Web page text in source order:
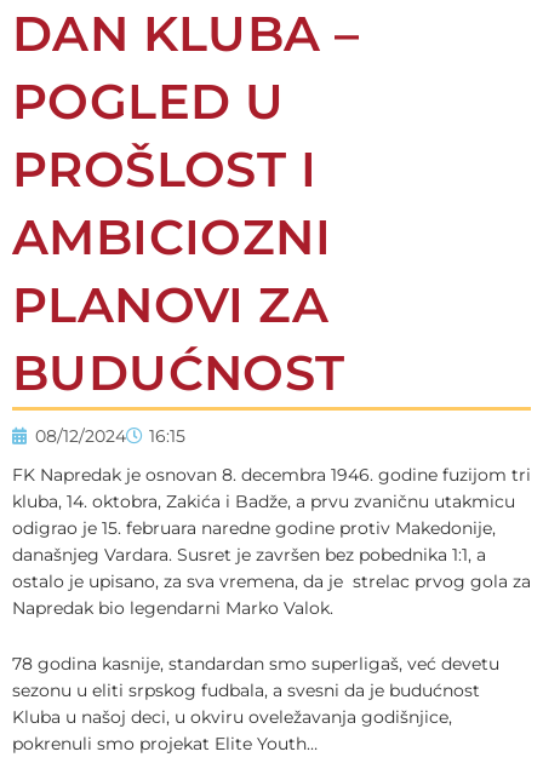
DAN KLUBA –
POGLED U
PROŠLOST I
AMBICIOZNI
PLANOVI ZA
BUDUĆNOST
08/12/2024
16:15
FK Napredak je osnovan 8. decembra 1946. godine fuzijom tri
kluba, 14. oktobra, Zakića i Badže, a prvu zvaničnu utakmicu
odigrao je 15. februara naredne godine protiv Makedonije,
današnjeg Vardara. Susret je završen bez pobednika 1:1, a
ostalo je upisano, za sva vremena, da je strelac prvog gola za
Napredak bio legendarni Marko Valok.
78 godina kasnije, standardan smo superligaš, već devetu
sezonu u eliti srpskog fudbala, a svesni da je budućnost
Kluba u našoj deci, u okviru oveležavanja godišnjice,
pokrenuli smo projekat Elite Youth…